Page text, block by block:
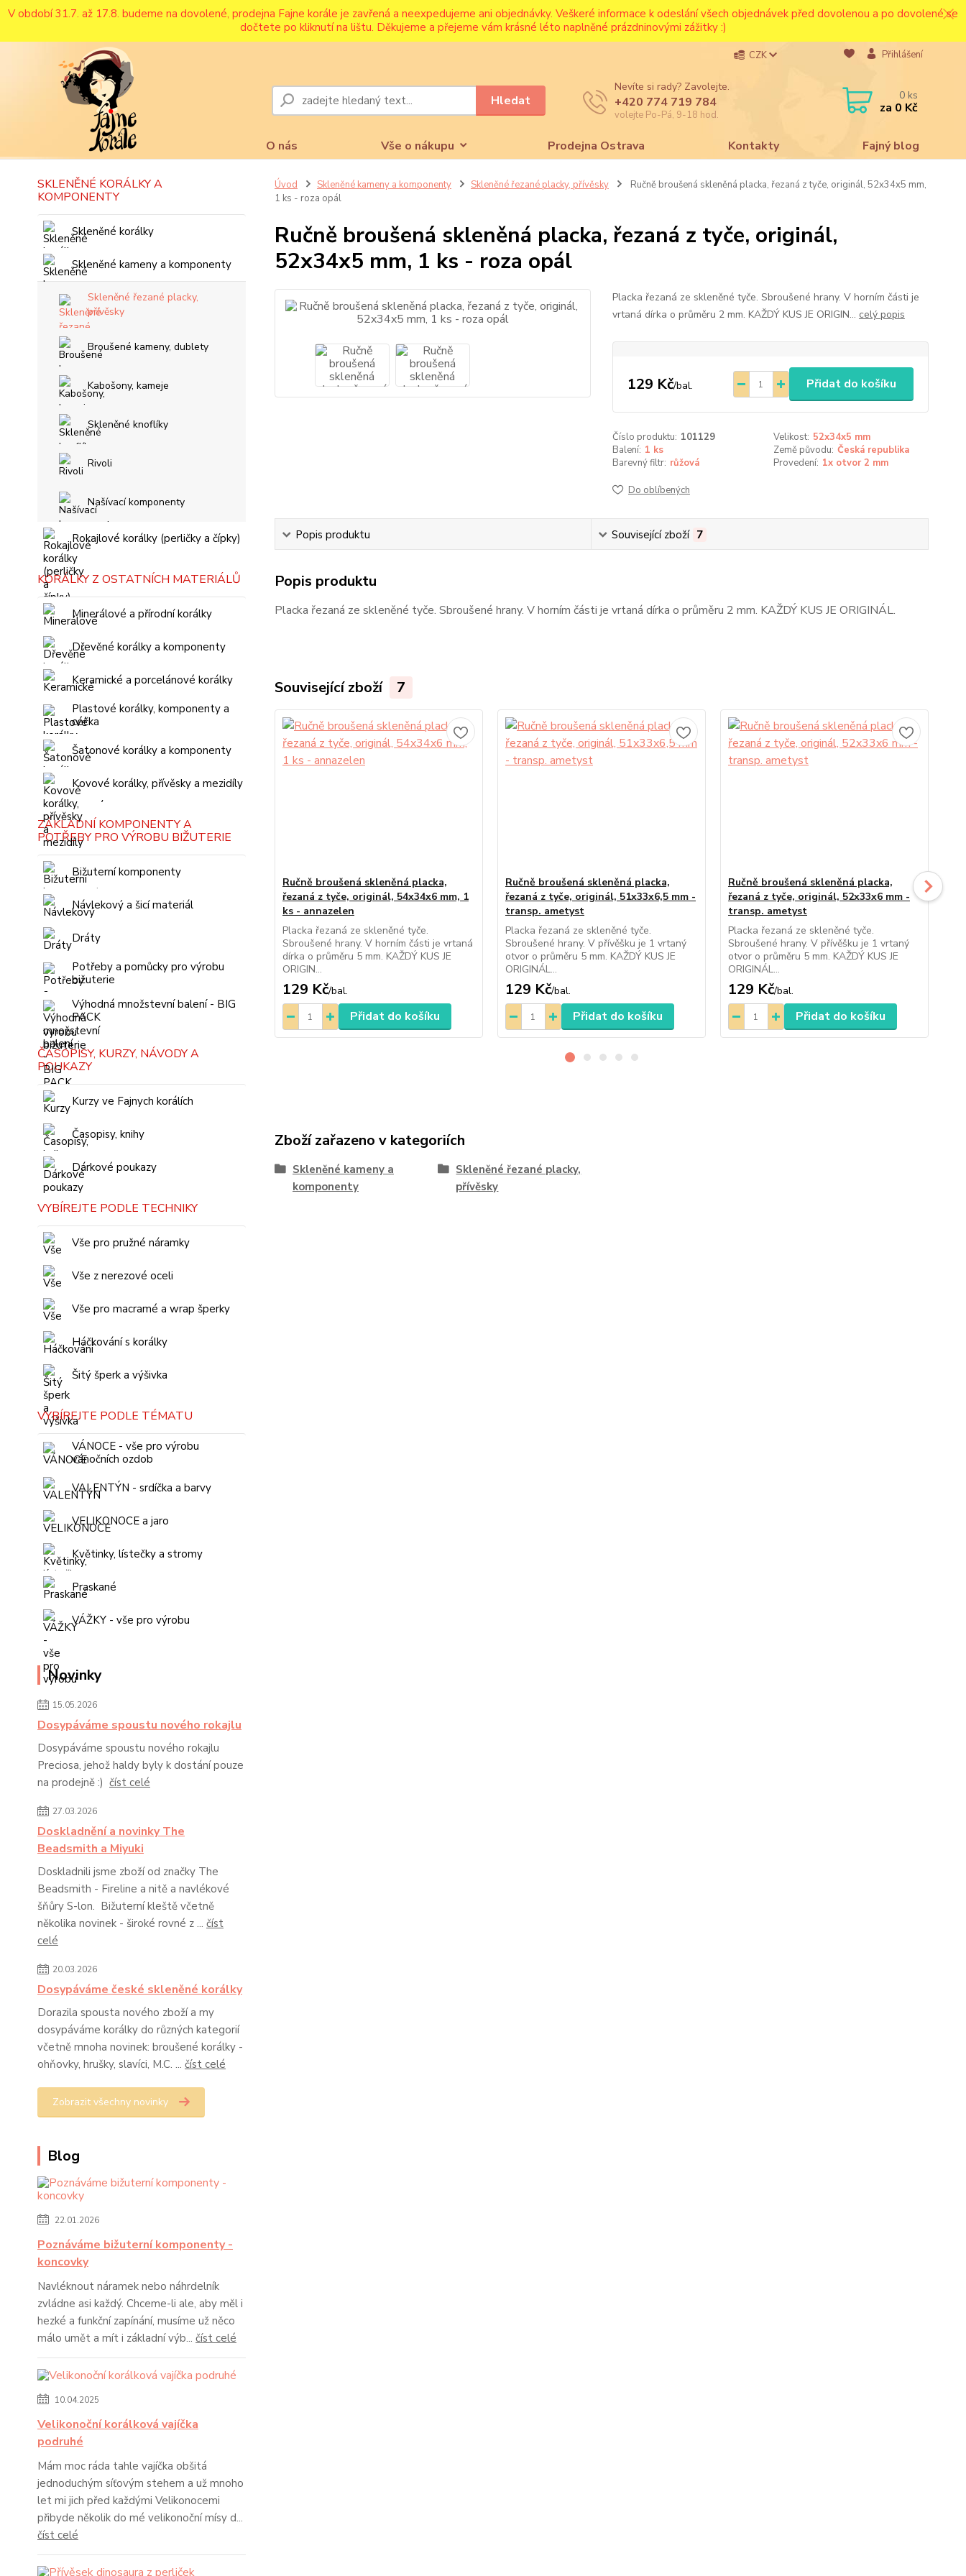
V období 31.7. až 17.8. budeme na dovolené, prodejna Fajne korále je zavřená a neexpedujeme ani objednávky. Veškeré informace k odeslání všech objednávek před dovolenou a po dovolené se
dočtete po kliknutí na lištu. Děkujeme a přejeme vám krásné léto naplněné prázdninovými zážitky :)
O nás Vše o nákupu Prodejna Ostrava Kontakty Fajný blog
CZK Přihlášení
Hledat
Nevíte si rady? Zavolejte.
+420 774 719 784
volejte Po-Pá, 9-18 hod.
0 ks
za 0 Kč
SKLENĚNÉ KORÁLKY A
KOMPONENTY
Skleněné korálky
Skleněné kameny a komponenty
Skleněné řezané placky,
přívěsky
Broušené kameny, dublety
Kabošony, kameje
Skleněné knoflíky
Rivoli
Našívací komponenty
Rokajlové korálky (perličky a čípky)
KORÁLKY Z OSTATNÍCH MATERIÁLŮ
Minerálové a přírodní korálky
Dřevěné korálky a komponenty
Keramické a porcelánové korálky
Plastové korálky, komponenty a
céčka
Šatonové korálky a komponenty
Kovové korálky, přívěsky a mezidíly
ZÁKLADNÍ KOMPONENTY A
POTŘEBY PRO VÝROBU BIŽUTERIE
Bižuterní komponenty
Návlekový a šicí materiál
Dráty
Potřeby a pomůcky pro výrobu
bižuterie
Výhodná množstevní balení - BIG
PACK
ČASOPISY, KURZY, NÁVODY A
POUKAZY
Kurzy ve Fajnych korálích
Časopisy, knihy
Dárkové poukazy
VYBÍREJTE PODLE TECHNIKY
Vše pro pružné náramky
Vše z nerezové oceli
Vše pro macramé a wrap šperky
Háčkování s korálky
Šitý šperk a výšivka
VYBÍREJTE PODLE TÉMATU
VÁNOCE - vše pro výrobu
vánočních ozdob
VALENTÝN - srdíčka a barvy
VELIKONOCE a jaro
Květinky, lístečky a stromy
Praskané
VÁŽKY - vše pro výrobu
Novinky
15.05.2026
Dosypáváme spoustu nového rokajlu
Dosypáváme spoustu nového rokajlu
Preciosa, jehož haldy byly k dostání pouze
na prodejně :) číst celé
27.03.2026
Doskladnění a novinky The
Beadsmith a Miyuki
Doskladnili jsme zboží od značky The
Beadsmith - Fireline a nitě a navlékové
šňůry S-lon. Bižuterní kleště včetně
několika novinek - široké rovné z ... číst
celé
20.03.2026
Dosypáváme české skleněné korálky
Dorazila spousta nového zboží a my
dosypáváme korálky do různých kategorií
včetně mnoha novinek: broušené korálky -
ohňovky, hrušky, slavíci, M.C. ... číst celé
Zobrazit všechny novinky
Blog
22.01.2026
Poznáváme bižuterní komponenty -
koncovky
Navléknout náramek nebo náhrdelník
zvládne asi každý. Chceme-li ale, aby měl i
hezké a funkční zapínání, musíme už něco
málo umět a mít i základní výb... číst celé
10.04.2025
Velikonoční korálková vajíčka
podruhé
Mám moc ráda tahle vajíčka obšitá
jednoduchým síťovým stehem a už mnoho
let mi jich před každými Velikonocemi
přibyde několik do mé velikonoční mísy d...
číst celé
Úvod Skleněné kameny a komponenty Skleněné řezané placky, přívěsky
Ručně broušená skleněná placka, řezaná z tyče, originál, 52x34x5 mm,
1 ks - roza opál
Ručně broušená skleněná placka, řezaná z tyče, originál,
52x34x5 mm, 1 ks - roza opál
Placka řezaná ze skleněné tyče. Sbroušené hrany. V horním části je
vrtaná dírka o průměru 2 mm. KAŽDÝ KUS JE ORIGIN... celý popis
129 Kč/bal. Přidat do košíku
Číslo produktu: 101129 Velikost: 52x34x5 mm
Balení: 1 ks Země původu: Česká republika
Barevný filtr: růžová Provedení: 1x otvor 2 mm
Do oblíbených
Popis produktu Související zboží 7
Popis produktu
Placka řezaná ze skleněné tyče. Sbroušené hrany. V horním části je vrtaná dírka o průměru 2 mm. KAŽDÝ KUS JE ORIGINÁL.
Související zboží 7
Ručně broušená skleněná placka,
řezaná z tyče, originál, 54x34x6 mm, 1
ks - annazelen
Placka řezaná ze skleněné tyče.
Sbroušené hrany. V horním části je vrtaná
dírka o průměru 5 mm. KAŽDÝ KUS JE
ORIGIN...
129 Kč/bal.
Přidat do košíku
Ručně broušená skleněná placka,
řezaná z tyče, originál, 51x33x6,5 mm -
transp. ametyst
Placka řezaná ze skleněné tyče.
Sbroušené hrany. V přívěšku je 1 vrtaný
otvor o průměru 5 mm. KAŽDÝ KUS JE
ORIGINÁL...
129 Kč/bal.
Přidat do košíku
Ručně broušená skleněná placka,
řezaná z tyče, originál, 52x33x6 mm -
transp. ametyst
Placka řezaná ze skleněné tyče.
Sbroušené hrany. V přívěšku je 1 vrtaný
otvor o průměru 5 mm. KAŽDÝ KUS JE
ORIGINÁL...
129 Kč/bal.
Přidat do košíku
Zboží zařazeno v kategoriích
Skleněné kameny a
komponenty
Skleněné řezané placky,
přívěsky